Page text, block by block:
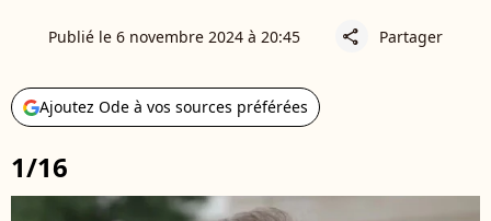
Publié le 6 novembre 2024 à 20:45 share Partager
Ajoutez Ode à vos sources préférées
1/16